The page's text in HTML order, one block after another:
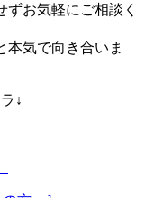
ずお気軽にご相談く
本気で向き合いま
↓